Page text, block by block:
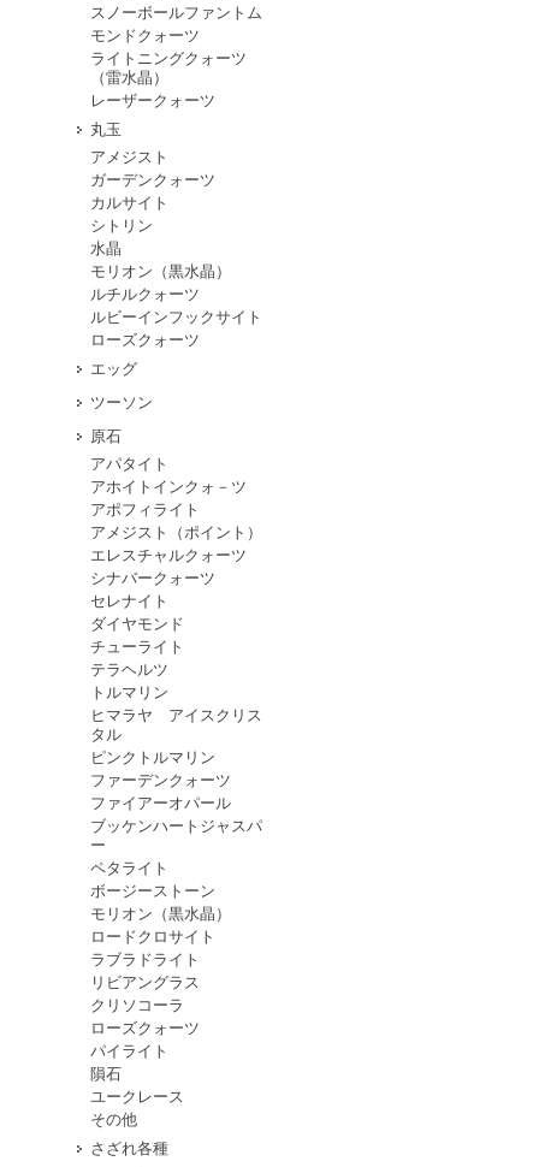
スノーボールファントム
モンドクォーツ
ライトニングクォーツ
（雷水晶）
レーザークォーツ
丸玉
アメジスト
ガーデンクォーツ
カルサイト
シトリン
水晶
モリオン（黒水晶）
ルチルクォーツ
ルビーインフックサイト
ローズクォーツ
エッグ
ツーソン
原石
アパタイト
アホイトインクォ－ツ
アポフィライト
アメジスト（ポイント）
エレスチャルクォーツ
シナバークォーツ
セレナイト
ダイヤモンド
チューライト
テラヘルツ
トルマリン
ヒマラヤ アイスクリス
タル
ピンクトルマリン
ファーデンクォーツ
ファイアーオパール
ブッケンハートジャスパ
ー
ペタライト
ボージーストーン
モリオン（黒水晶）
ロードクロサイト
ラブラドライト
リビアングラス
クリソコーラ
ローズクォーツ
パイライト
隕石
ユークレース
その他
さざれ各種